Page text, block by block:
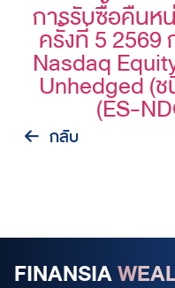
การรับซื้อคืนห
ครั้งที่ 5 2569
Nasdaq
Unhedged (
(ES-
กลับ
FINANSIA